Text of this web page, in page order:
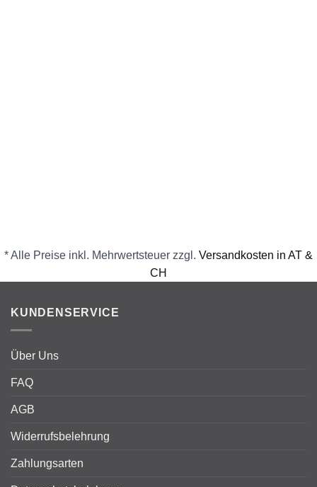
* Alle Preise inkl. Mehrwertsteuer zzgl. Versandkosten in AT &
CH
KUNDENSERVICE
Über Uns
FAQ
AGB
Widerrufsbelehrung
Zahlungsarten